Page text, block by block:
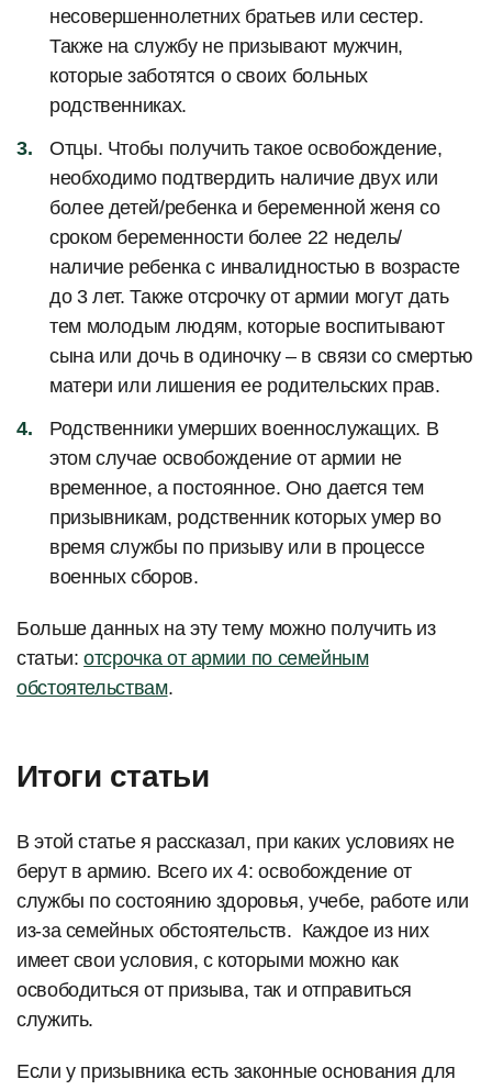
несовершеннолетних братьев или сестер.
Также на службу не призывают мужчин,
которые заботятся о своих больных
родственниках.
Отцы. Чтобы получить такое освобождение,
необходимо подтвердить наличие двух или
более детей/ребенка и беременной женя со
сроком беременности более 22 недель/
наличие ребенка с инвалидностью в возрасте
до 3 лет. Также отсрочку от армии могут дать
тем молодым людям, которые воспитывают
сына или дочь в одиночку – в связи со смертью
матери или лишения ее родительских прав.
Родственники умерших военнослужащих. В
этом случае освобождение от армии не
временное, а постоянное. Оно дается тем
призывникам, родственник которых умер во
время службы по призыву или в процессе
военных сборов.
Больше данных на эту тему можно получить из
статьи:отсрочка от армии по семейным
обстоятельствам.
Итоги статьи
В этой статье я рассказал, при каких условиях не
берут в армию. Всего их 4: освобождение от
службы по состоянию здоровья, учебе, работе или
из-за семейных обстоятельств. Каждое из них
имеет свои условия, с которыми можно как
освободиться от призыва, так и отправиться
служить.
Если у призывника есть законные основания для